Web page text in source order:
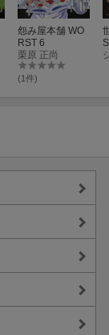
怨み屋本舗 WO
RST 6
栗原 正尚
(1件)
S